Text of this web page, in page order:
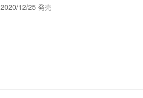
2020/12/25 発売